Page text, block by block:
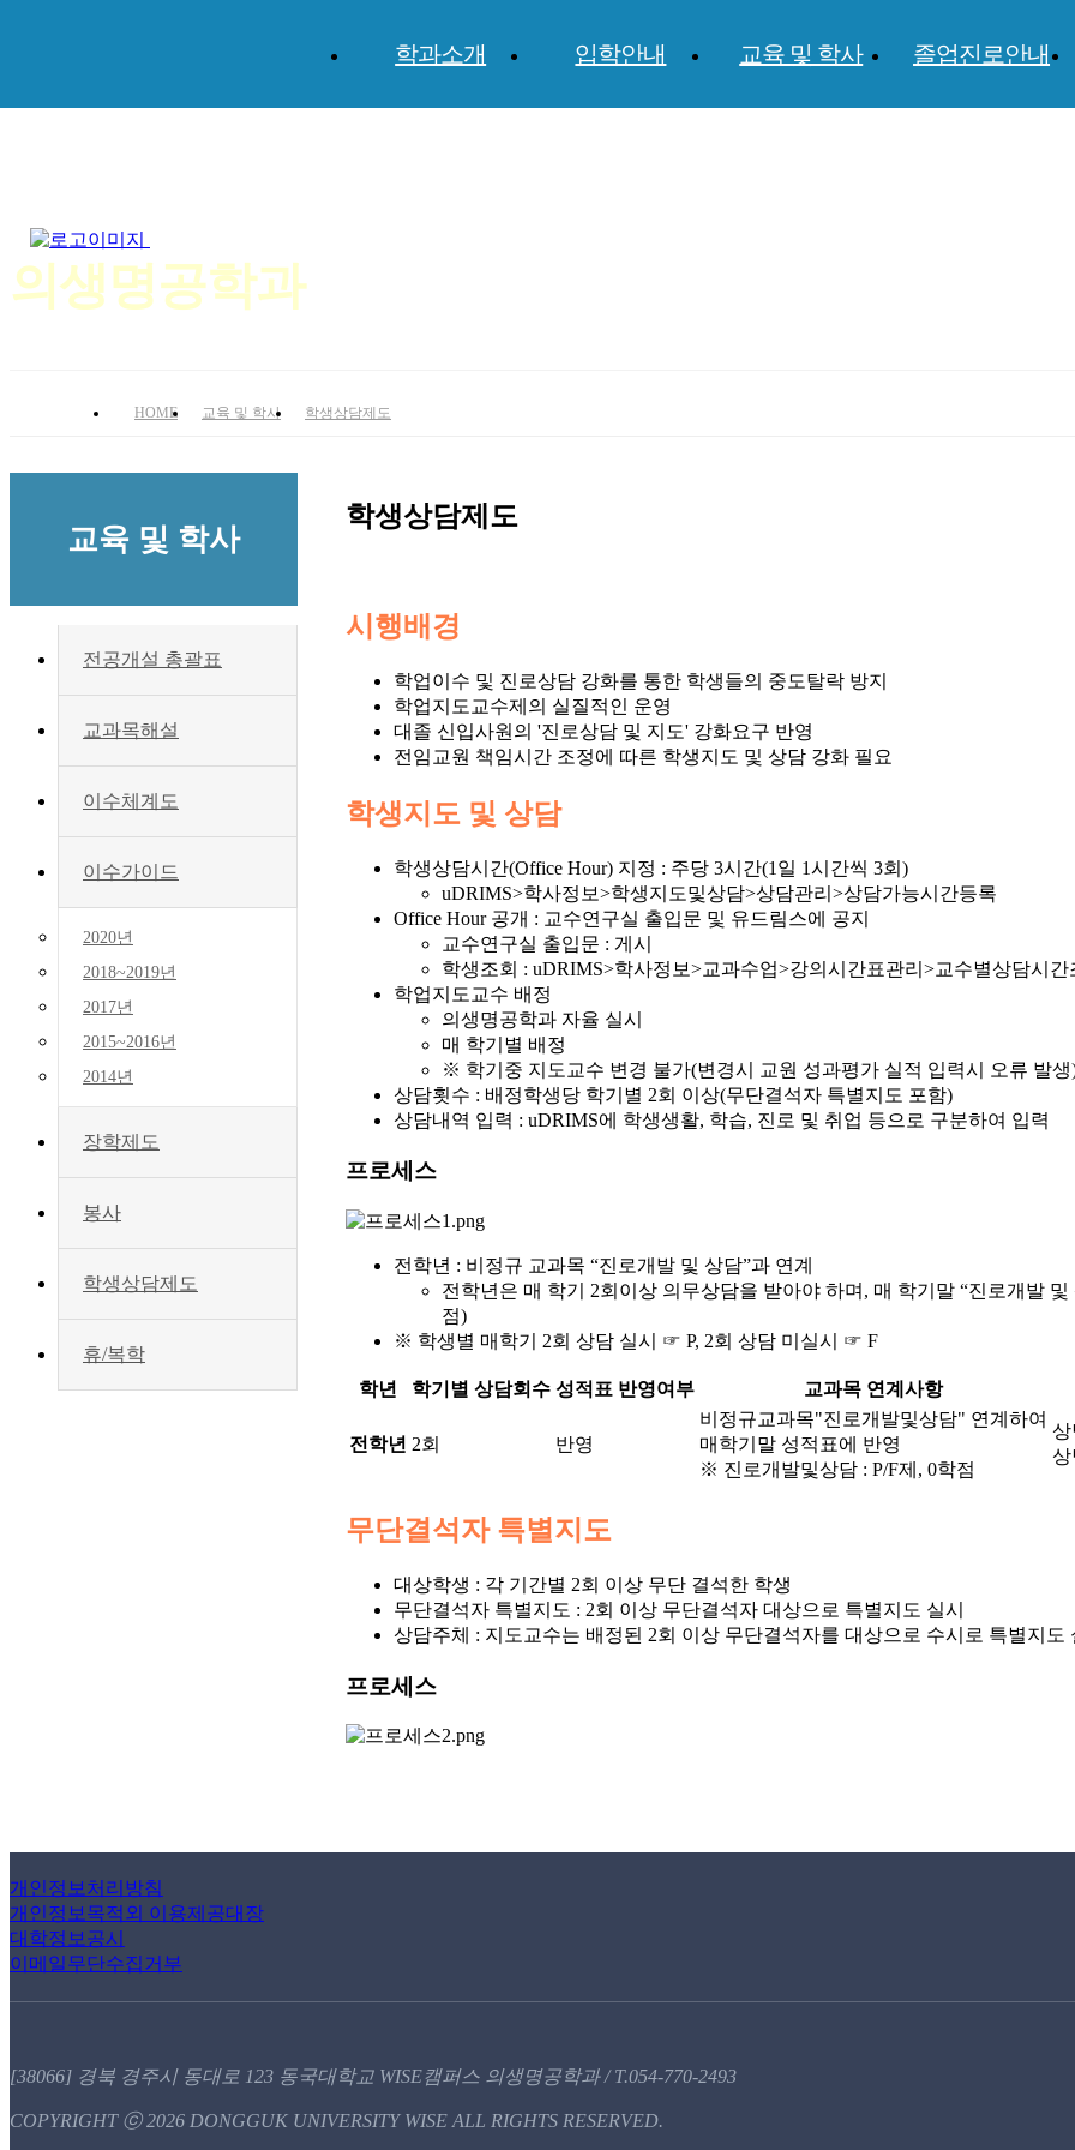
학과소개 입학안내 교육 및 학사 졸업진로안내
체계적인 교육과 실무위주의 미래지향적 교육!
의생명공학과
HOME 교육 및 학사 학생상담제도
교육 및 학사
전공개설 총괄표
교과목해설
이수체계도
이수가이드
2020년
2018~2019년
2017년
2015~2016년
2014년
장학제도
봉사
학생상담제도
휴/복학
학생상담제도
시행배경
학업이수 및 진로상담 강화를 통한 학생들의 중도탈락 방지
학업지도교수제의 실질적인 운영
대졸 신입사원의 '진로상담 및 지도' 강화요구 반영
전임교원 책임시간 조정에 따른 학생지도 및 상담 강화 필요
학생지도 및 상담
학생상담시간(Office Hour) 지정 : 주당 3시간(1일 1시간씩 3회)
uDRIMS>학사정보>학생지도및상담>상담관리>상담가능시간등록
Office Hour 공개 : 교수연구실 출입문 및 유드림스에 공지
교수연구실 출입문 : 게시
학생조회 : uDRIMS>학사정보>교과수업>강의시간표관리>교수별상담시간
학업지도교수 배정
의생명공학과 자율 실시
매 학기별 배정
※ 학기중 지도교수 변경 불가(변경시 교원 성과평가 실적 입력시 오류 발생
상담횟수 : 배정학생당 학기별 2회 이상(무단결석자 특별지도 포함)
상담내역 입력 : uDRIMS에 학생생활, 학습, 진로 및 취업 등으로 구분하여 입력
프로세스
전학년 : 비정규 교과목 “진로개발 및 상담”과 연계
전학년은 매 학기 2회이상 의무상담을 받아야 하며, 매 학기말 “진로개발
점)
※ 학생별 매학기 2회 상담 실시 ☞ P, 2회 상담 미실시 ☞ F
학년 학기별 상담회수 성적표 반영여부 교과목 연계사항
전학년 2회 반영
비정규교과목"진로개발및상담" 연계하여
매학기말 성적표에 반영
※ 진로개발및상담 : P/F제, 0학점
상
상
무단결석자 특별지도
대상학생 : 각 기간별 2회 이상 무단 결석한 학생
무단결석자 특별지도 : 2회 이상 무단결석자 대상으로 특별지도 실시
상담주체 : 지도교수는 배정된 2회 이상 무단결석자를 대상으로 수시로 특별지도
프로세스
개인정보처리방침
개인정보목적외 이용제공대장
대학정보공시
이메일무단수집거부
[38066] 경북 경주시 동대로 123 동국대학교 WISE캠퍼스 의생명공학과 / T.054-770-2493
COPYRIGHT ⓒ 2026 DONGGUK UNIVERSITY WISE ALL RIGHTS RESERVED.